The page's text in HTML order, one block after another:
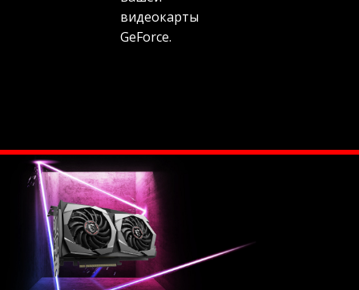
видеокарты
GeForce.